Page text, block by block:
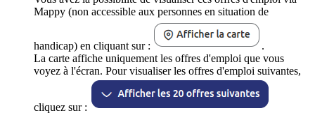
Mappy (non accessible aux personnes en situation de
handicap) en cliquant sur :
.
La carte affiche uniquement les offres d'emploi que vous
voyez à l'écran. Pour visualiser les offres d'emploi suivantes,
cliquez sur :